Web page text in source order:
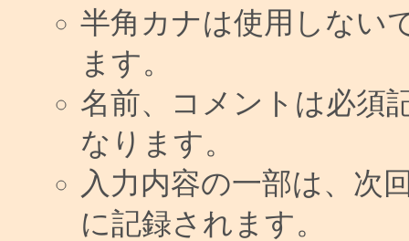
半角カナは使用しない
ます。
名前、コメントは必須
なります。
入力内容の一部は、次
に記録されます。